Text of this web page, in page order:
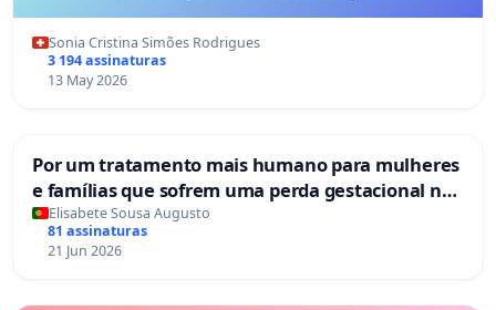
Sonia Cristina Simões Rodrigues
3 194 assinaturas
13 May 2026
Por um tratamento mais humano para mulheres
e famílias que sofrem uma perda gestacional nos
hospitais portugueses
Elisabete Sousa Augusto
81 assinaturas
21 Jun 2026